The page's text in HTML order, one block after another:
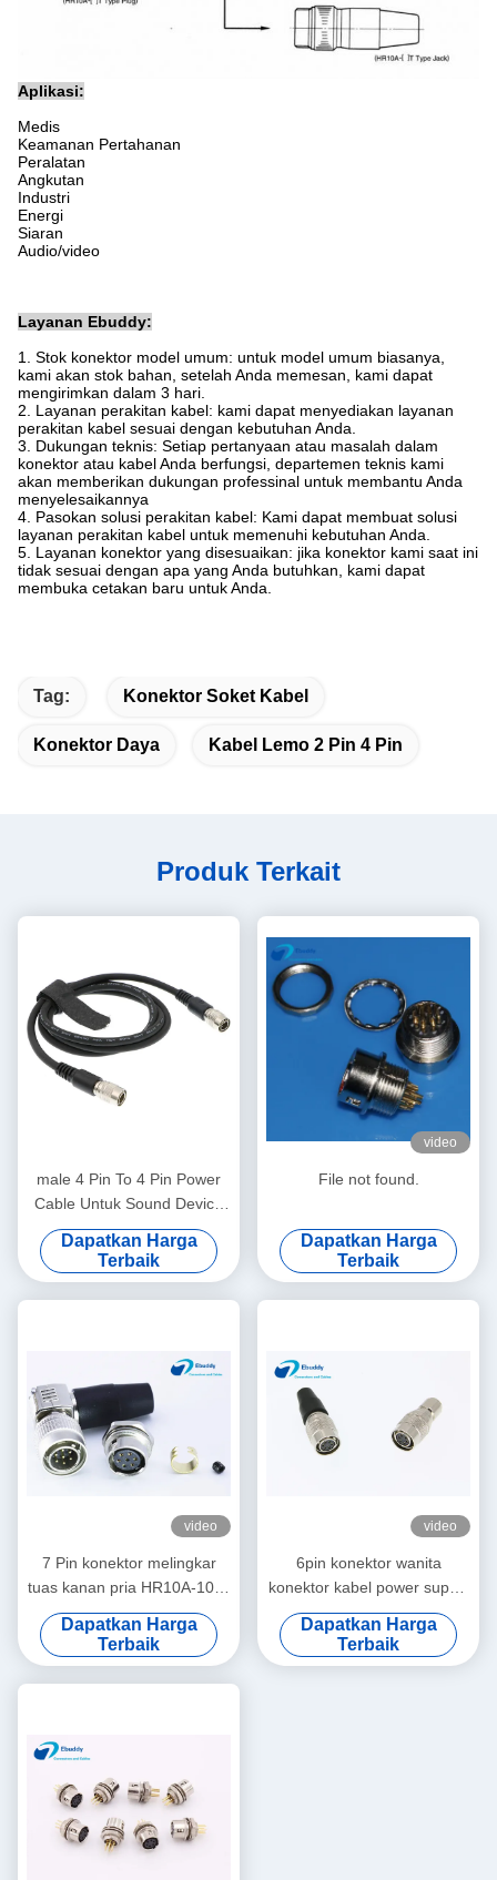
Aplikasi:
Medis
Keamanan Pertahanan
Peralatan
Angkutan
Industri
Energi
Siaran
Audio/video
Layanan Ebuddy:
1. Stok konektor model umum: untuk model umum biasanya,
kami akan stok bahan, setelah Anda memesan, kami dapat
mengirimkan dalam 3 hari.
2. Layanan perakitan kabel: kami dapat menyediakan layanan
perakitan kabel sesuai dengan kebutuhan Anda.
3. Dukungan teknis: Setiap pertanyaan atau masalah dalam
konektor atau kabel Anda berfungsi, departemen teknis kami
akan memberikan dukungan professinal untuk membantu Anda
menyelesaikannya
4. Pasokan solusi perakitan kabel: Kami dapat membuat solusi
layanan perakitan kabel untuk memenuhi kebutuhan Anda.
5. Layanan konektor yang disesuaikan: jika konektor kami saat ini
tidak sesuai dengan apa yang Anda butuhkan, kami dapat
membuka cetakan baru untuk Anda.
Tag: Konektor Soket Kabel
Konektor Daya Kabel Lemo 2 Pin 4 Pin
Produk Terkait
male 4 Pin To 4 Pin Power
Cable Untuk Sound Device
Mixer 39 Inci
Dapatkan Harga
Terbaik
video
File not found.
Dapatkan Harga
Terbaik
video
7 Pin konektor melingkar
tuas kanan pria HR10A-10R-
7S
Dapatkan Harga
Terbaik
video
6pin konektor wanita
konektor kabel power supply
CCD kamera HR10A-7P-6S
Dapatkan Harga
Terbaik